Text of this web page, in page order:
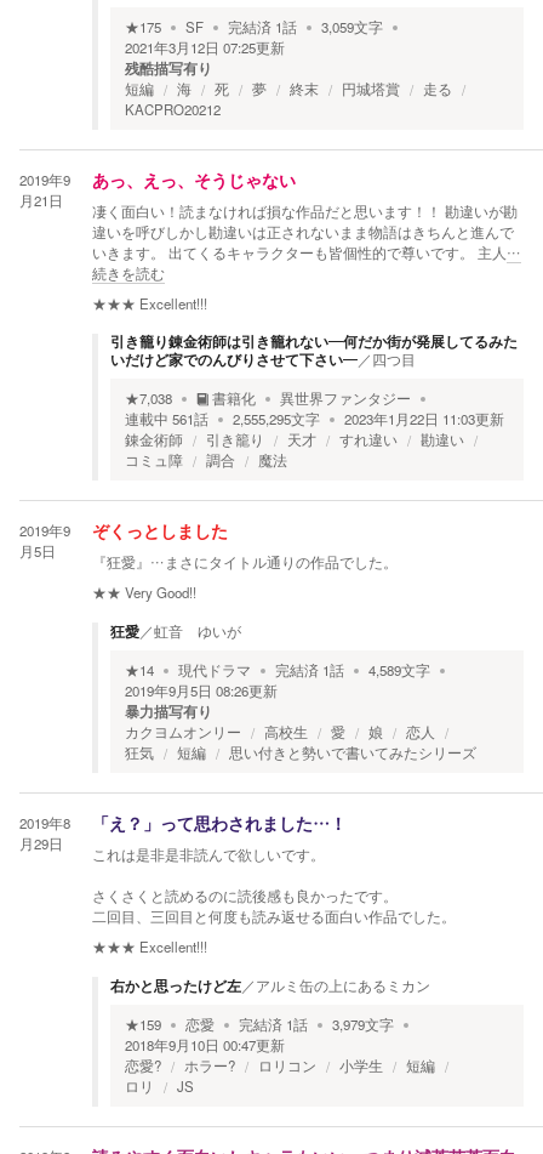
★175 SF 完結済 1話 3,059文字
2021年3月12日 07:25更新
残酷描写有り
短編 海 死 夢 終末 円城塔賞
走る
KACPRO20212
2019年9
月21日
あっ、えっ、そうじゃない
凄く面白い！読まなければ損な作品だと思います！！ 勘違いが勘
違いを呼びしかし勘違いは正されないまま物語はきちんと進んで
いきます。 出てくるキャラクターも皆個性的で尊いです。 主人 …
続きを読む
★★★ Excellent!!!
引き籠り錬金術師は引き籠れない―何だか街が発展してるみた
いだけど家でのんびりさせて下さい―／四つ目
★7,038 書籍化
異世界ファンタジー
連載中 561話 2,555,295文字 2023年1月22日 11:03更新
錬金術師
引き籠り 天才 すれ違い
勘違い
コミュ障
調合 魔法
2019年9
月5日
ぞくっとしました
『狂愛』…まさにタイトル通りの作品でした。
★★ Very Good!!
狂愛／虹音 ゆいが
★14 現代ドラマ 完結済 1話 4,589文字
2019年9月5日 08:26更新
暴力描写有り
カクヨムオンリー 高校生 愛 娘
恋人
狂気
短編 思い付きと勢いで書いてみたシリーズ
2019年8
月29日
「え？」って思わされました…！
これは是非是非読んで欲しいです。
さくさくと読めるのに読後感も良かったです。
二回目、三回目と何度も読み返せる面白い作品でした。
★★★ Excellent!!!
右かと思ったけど左／アルミ缶の上にあるミカン
★159 恋愛 完結済 1話 3,979文字
2018年9月10日 00:47更新
恋愛?
ホラー? ロリコン 小学生
短編
ロリ
JS